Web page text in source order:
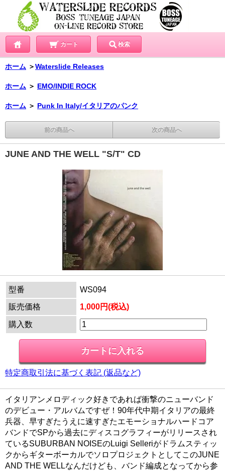
カート 検索
ホーム ＞Waterslide Releases
ホーム ＞ EMO/INDIE ROCK
ホーム ＞ Punk In Italy/イタリアのパンク
前の商品へ 次の商品へ
JUNE AND THE WELL "S/T" CD
型番
WS094
販売価格
1,000円(税込)
購入数
特定商取引法に基づく表記 (返品など)
イタリアンメロディック好きであれば衝撃のニューバンド
のデビュー・アルバムですぜ！90年代中期イタリアの最終
兵器、早すぎたうえに速すぎたエモーショナルハードコア
バンドでSPから過去にディスコグラフィーがリリースされ
ているSUBURBAN NOISEのLuigi Selleriがドラムスティッ
クからギターボーカルでソロプロジェクトとしてこのJUNE
AND THE WELLなんだけども、バンド編成となってから参